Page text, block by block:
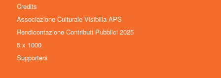
Credits
Associazione Culturale Visibilia APS
Rendicontazione Contributi Pubblici 2025
5 x 1000
Supporters